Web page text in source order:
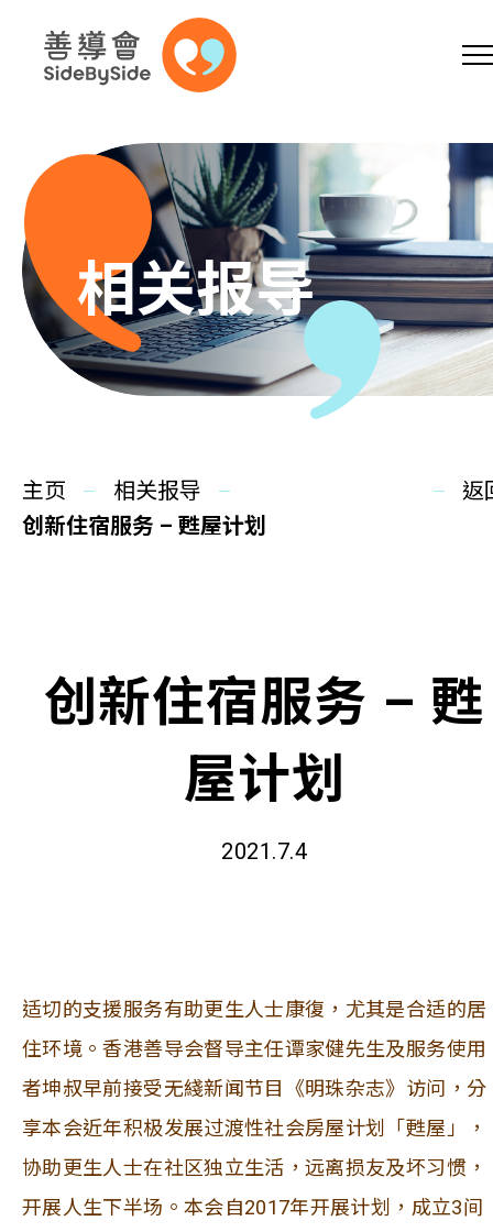
跳到内容（按回车键）
A A A EN
主页
同你讲故事
相关报导
相关报导
主页
相关报导
创新住宿服务 – 甦屋计划
返
创新住宿服务 – 甦
屋计划
2021.7.4
适切的支援服务有助更生人士康復，尤其是合适的居
住环境。香港善导会督导主任谭家健先生及服务使用
者坤叔早前接受无綫新闻节目《明珠杂志》访问，分
享本会近年积极发展过渡性社会房屋计划「甦屋」，
协助更生人士在社区独立生活，远离损友及坏习惯，
开展人生下半场。本会自2017年开展计划，成立3间